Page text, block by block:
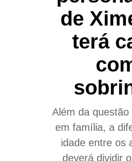
de
terá
Além da
em família, a
idade entre os
deverá dividir